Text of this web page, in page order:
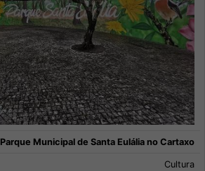
Parque Municipal de Santa Eulália no Cartaxo
Cultura